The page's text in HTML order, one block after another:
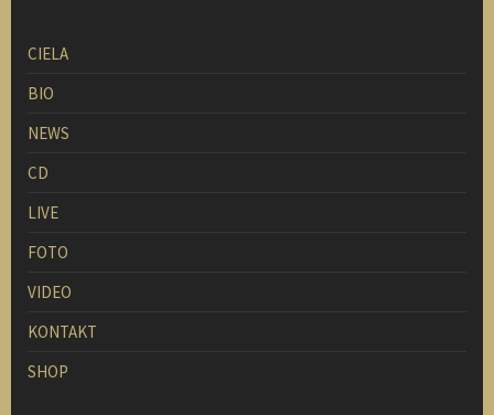
CIELA
BIO
NEWS
CD
LIVE
FOTO
VIDEO
KONTAKT
SHOP